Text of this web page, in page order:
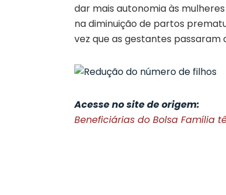
dar mais autonomia às
na diminuição de partos
vez que as gestantes
Acesse no site de origem:
Beneficiárias do Bolsa Família